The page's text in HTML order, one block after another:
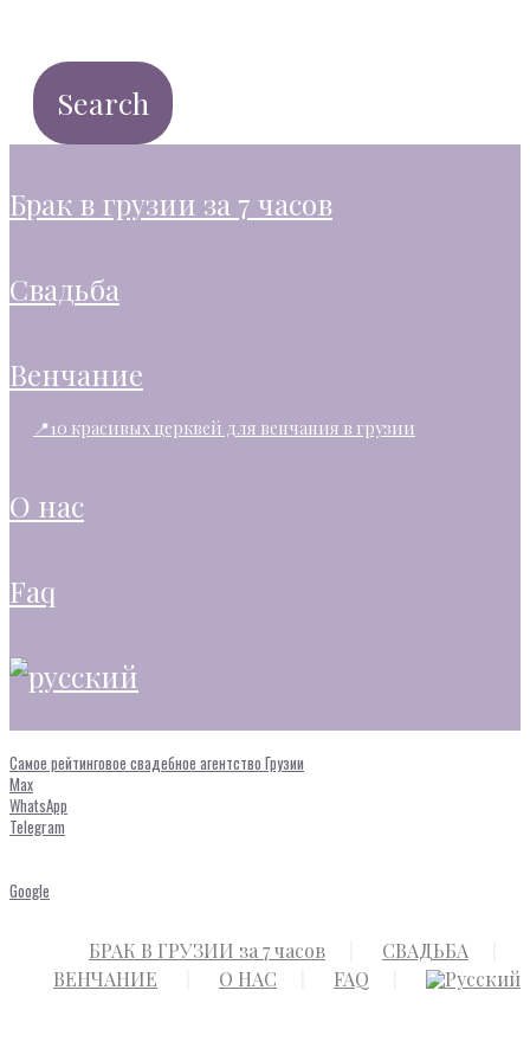
брак в грузии за 7 часов
свадьба
венчание
📍10 красивых церквей для венчания в грузии
о нас
faq
Самое рейтинговое свадебное агентство Грузии
Max
WhatsApp
Telegram
Google
БРАК В ГРУЗИИ за 7 часов
СВАДЬБА
ВЕНЧАНИЕ
О НАС FAQ